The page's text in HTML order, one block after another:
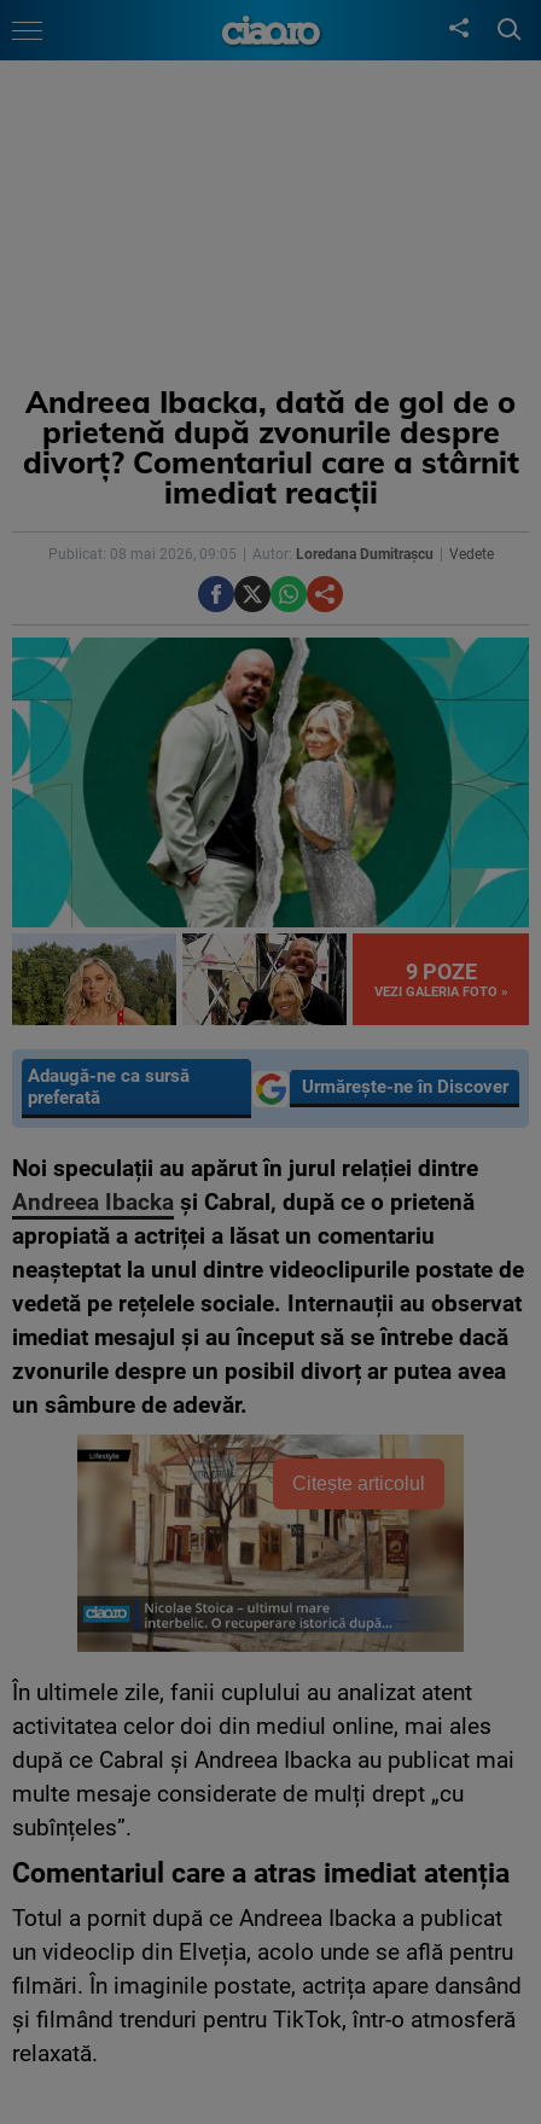
Andreea Ibacka, dată de gol de o
prietenă după zvonurile despre
divorț? Comentariul care a stârnit
imediat reacții
Publicat: 08 mai 2026, 09:05 Autor: Loredana Dumitrașcu Vedete
9 POZE
VEZI GALERIA FOTO »
Adaugă-ne ca sursă
preferată
Urmărește-ne în Discover
Noi speculații au apărut în jurul relației dintre
Andreea Ibacka și Cabral, după ce o prietenă
apropiată a actriței a lăsat un comentariu
neașteptat la unul dintre videoclipurile postate de
vedetă pe rețelele sociale. Internauții au observat
imediat mesajul și au început să se întrebe dacă
zvonurile despre un posibil divorț ar putea avea
un sâmbure de adevăr.
Citește articolul
În ultimele zile, fanii cuplului au analizat atent
activitatea celor doi din mediul online, mai ales
după ce Cabral și Andreea Ibacka au publicat mai
multe mesaje considerate de mulți drept „cu
subînțeles”.
Comentariul care a atras imediat atenția
Totul a pornit după ce Andreea Ibacka a publicat
un videoclip din Elveția, acolo unde se află pentru
filmări. În imaginile postate, actrița apare dansând
și filmând trenduri pentru TikTok, într-o atmosferă
relaxată.